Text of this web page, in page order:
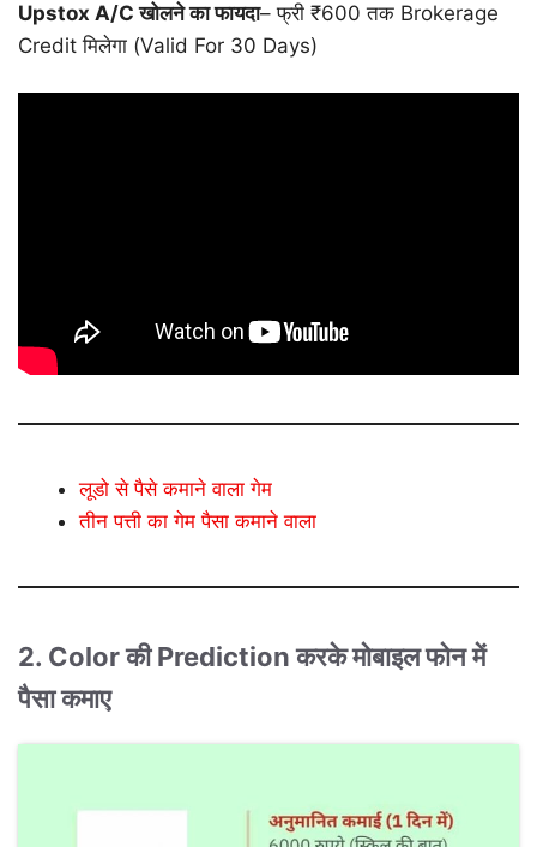
Upstox A/C खोलने का फायदा– फ्री ₹600 तक Brokerage
Credit मिलेगा (Valid For 30 Days)
लूडो से पैसे कमाने वाला गेम
तीन पत्ती का गेम पैसा कमाने वाला
2. Color की Prediction करके मोबाइल फोन में
पैसा कमाए